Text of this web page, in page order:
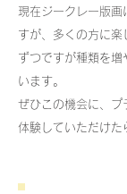
現在ジークレー版画
すが、多くの方に楽
ずつですが種類を増
います。
ぜひこの機会に、プ
体験していただけた